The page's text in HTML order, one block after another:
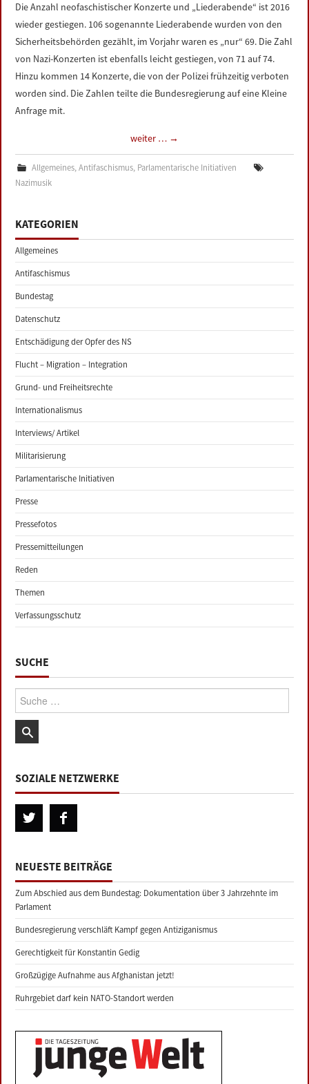
Die Anzahl neofaschistischer Konzerte und „Liederabende“ ist 2016
wieder gestiegen. 106 sogenannte Liederabende wurden von den
Sicherheitsbehörden gezählt, im Vorjahr waren es „nur“ 69. Die Zahl
von Nazi-Konzerten ist ebenfalls leicht gestiegen, von 71 auf 74.
Hinzu kommen 14 Konzerte, die von der Polizei frühzeitig verboten
worden sind. Die Zahlen teilte die Bundesregierung auf eine Kleine
Anfrage mit.
weiter … →
Allgemeines, Antifaschismus, Parlamentarische Initiativen
Nazimusik
KATEGORIEN
Allgemeines
Antifaschismus
Bundestag
Datenschutz
Entschädigung der Opfer des NS
Flucht – Migration – Integration
Grund- und Freiheitsrechte
Internationalismus
Interviews/ Artikel
Militarisierung
Parlamentarische Initiativen
Presse
Pressefotos
Pressemitteilungen
Reden
Themen
Verfassungsschutz
SUCHE
Suche:
SOZIALE NETZWERKE
NEUESTE BEITRÄGE
Zum Abschied aus dem Bundestag: Dokumentation über 3 Jahrzehnte im
Parlament
Bundesregierung verschläft Kampf gegen Antiziganismus
Gerechtigkeit für Konstantin Gedig
Großzügige Aufnahme aus Afghanistan jetzt!
Ruhrgebiet darf kein NATO-Standort werden